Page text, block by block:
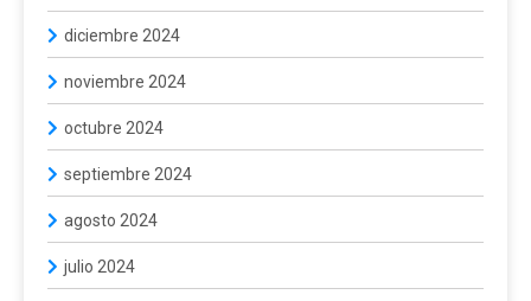
diciembre 2024
noviembre 2024
octubre 2024
septiembre 2024
agosto 2024
julio 2024